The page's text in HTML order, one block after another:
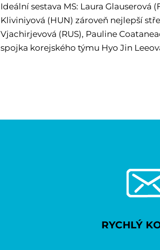
Ideální sestava MS: Laura Glauserová
Kliviniyová (HUN) zároveň nejlepší
Vjachirjevová (RUS), Pauline
spojka korejského týmu Hyo Jin
RYCHLÝ